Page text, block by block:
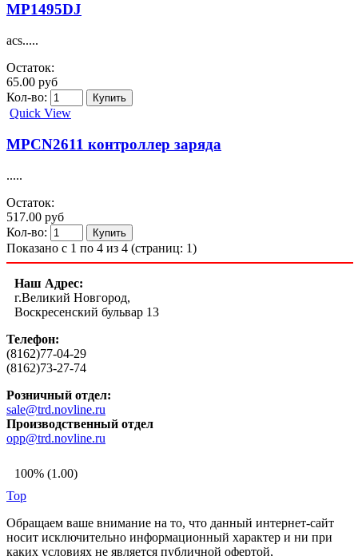
MP1495DJ
acs.....
Остаток:
65.00 руб
Кол-во:
Quick View
MPCN2611 контроллер заряда
.....
Остаток:
517.00 руб
Кол-во:
Показано с 1 по 4 из 4 (страниц: 1)
Наш Адрес:
г.Великий Новгород,
Воскресенский бульвар 13
Телефон:
(8162)77-04-29
(8162)73-27-74
Розничный отдел:
sale@trd.novline.ru
Производственный отдел
opp@trd.novline.ru
100% (1.00)
Top
Обращаем ваше внимание на то, что данный интернет-сайт
носит исключительно информационный характер и ни при
каких условиях не является публичной офертой,